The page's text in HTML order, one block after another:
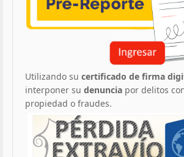
Utilizando su certificado de firma
interponer su denuncia por delitos
propiedad o fraudes.